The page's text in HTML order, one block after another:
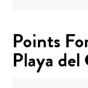
Points
Playa